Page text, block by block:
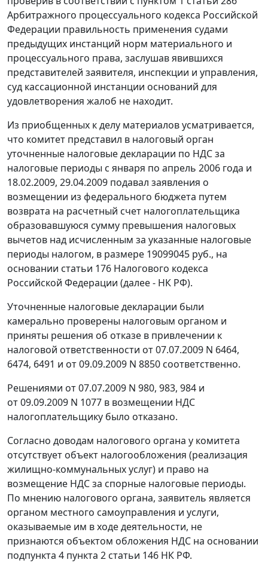
Арбитражного процессуального кодекса Российской
Федерации правильность применения судами
предыдущих инстанций норм материального и
процессуального права, заслушав явившихся
представителей заявителя, инспекции и управления,
суд кассационной инстанции оснований для
удовлетворения жалоб не находит.
Из приобщенных к делу материалов усматривается,
что комитет представил в налоговый орган
уточненные налоговые декларации по НДС за
налоговые периоды с января по апрель 2006 года и
18.02.2009, 29.04.2009 подавал заявления о
возмещении из федерального бюджета путем
возврата на расчетный счет налогоплательщика
образовавшуюся сумму превышения налоговых
вычетов над исчисленным за указанные налоговые
периоды налогом, в размере 19099045 руб., на
основании статьи 176 Налогового кодекса
Российской Федерации (далее - НК РФ).
Уточненные налоговые декларации были
камерально проверены налоговым органом и
приняты решения об отказе в привлечении к
налоговой ответственности от 07.07.2009 N 6464,
6474, 6491 и от 09.09.2009 N 8850 соответственно.
Решениями от 07.07.2009 N 980, 983, 984 и
от 09.09.2009 N 1077 в возмещении НДС
налогоплательщику было отказано.
Согласно доводам налогового органа у комитета
отсутствует объект налогообложения (реализация
жилищно-коммунальных услуг) и право на
возмещение НДС за спорные налоговые периоды.
По мнению налогового органа, заявитель является
органом местного самоуправления и услуги,
оказываемые им в ходе деятельности, не
признаются объектом обложения НДС на основании
подпункта 4 пункта 2 статьи 146 НК РФ.